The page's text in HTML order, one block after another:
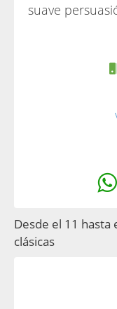
suave
Desde el 11 hasta
clásicas